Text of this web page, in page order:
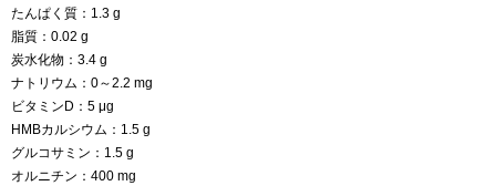
たんぱく質：1.3 g
脂質：0.02 g
炭水化物：3.4 g
ナトリウム：0～2.2 mg
ビタミンD：5 μg
HMBカルシウム：1.5 g
グルコサミン：1.5 g
オルニチン：400 mg